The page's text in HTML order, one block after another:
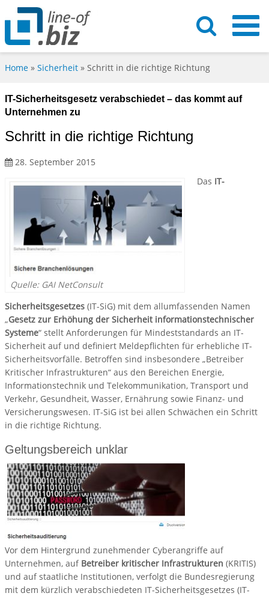
Home » Sicherheit » Schritt in die richtige Richtung
IT-Sicherheitsgesetz verabschiedet – das kommt auf
Unternehmen zu
Schritt in die richtige Richtung
28. September 2015
Quelle: GAI NetConsult
Das IT-
Sicherheitsgesetzes (IT-SiG) mit dem allumfassenden Namen
„Gesetz zur Erhöhung der Sicherheit informationstechnischer
Systeme“ stellt Anforderungen für Mindeststandards an IT-
Sicherheit auf und definiert Meldepflichten für erhebliche IT-
Sicherheitsvorfälle. Betroffen sind insbesondere „Betreiber
Kritischer Infrastrukturen“ aus den Bereichen Energie,
Informationstechnik und Telekommunikation, Transport und
Verkehr, Gesundheit, Wasser, Ernährung sowie Finanz- und
Versicherungswesen. IT-SiG ist bei allen Schwächen ein Schritt
in die richtige Richtung.
Geltungsbereich unklar
Vor dem Hintergrund zunehmender Cyberangriffe auf
Unternehmen, auf Betreiber kritischer Infrastrukturen (KRITIS)
und auf staatliche Institutionen, verfolgt die Bundesregierung
mit dem kürzlich verabschiedeten IT-Sicherheitsgesetzes (IT-